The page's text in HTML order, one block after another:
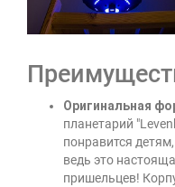
Оригинальная
планетарий
понравится
ведь это
пришельцев!